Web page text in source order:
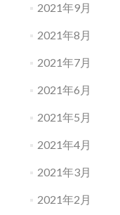
2021年9月
2021年8月
2021年7月
2021年6月
2021年5月
2021年4月
2021年3月
2021年2月